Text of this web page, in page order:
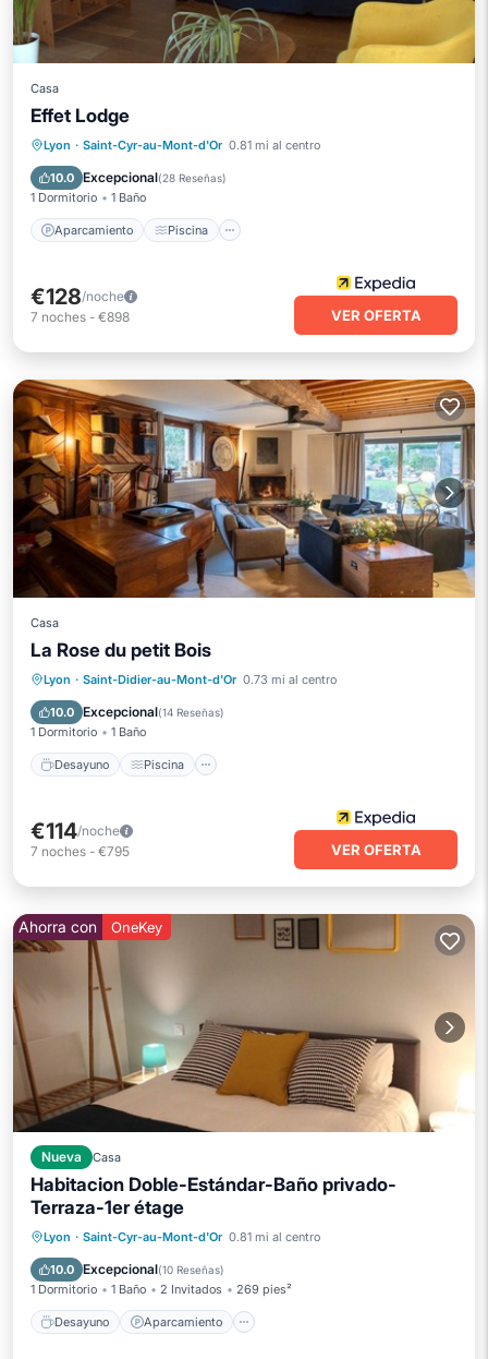
Casa
Effet Lodge
Lyon · Saint-Cyr-au-Mont-d'Or 0.81 mi al centro
10.0 Excepcional(28 Reseñas)
1 Dormitorio 1 Baño
Aparcamiento Piscina
Aparcamiento
Piscina
Balcón/Terraza
€128/noche
7 noches - €898 VER OFERTA
Casa
La Rose du petit Bois
Lyon · Saint-Didier-au-Mont-d'Or 0.73 mi al centro
10.0 Excepcional(14 Reseñas)
1 Dormitorio 1 Baño
Desayuno Piscina
Desayuno Piscina
Spa
Balcón/Terraza
€114/noche
7 noches - €795 VER OFERTA
Ahorra con OneKey
Nueva Casa
Habitacion Doble-Estándar-Baño privado-
Terraza-1er étage
Lyon · Saint-Cyr-au-Mont-d'Or 0.81 mi al centro
10.0 Excepcional(10 Reseñas)
1 Dormitorio 1 Baño 2 Invitados 269 pies²
Desayuno Aparcamiento
Desayuno Aparcamiento
Balcón/Terraza